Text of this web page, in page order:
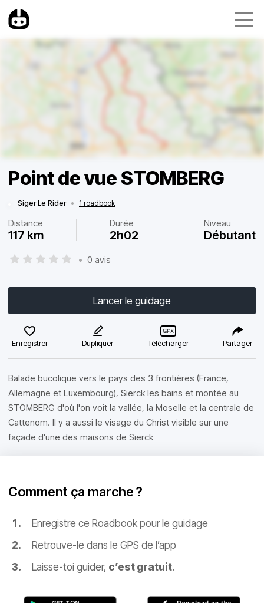
Point de vue STOMBERG
Siger Le Rider • 1 roadbook
Distance
117 km
Durée
2h02
Niveau
Débutant
• 0 avis
Lancer le guidage
Enregistrer Dupliquer Télécharger Partager
Balade bucolique vers le pays des 3 frontières (France,
Allemagne et Luxembourg), Sierck les bains et montée au
STOMBERG d'où l'on voit la vallée, la Moselle et la centrale de
Cattenom. Il y a aussi le visage du Christ visible sur une
façade d'une des maisons de Sierck
Comment ça marche ?
Enregistre ce Roadbook pour le guidage
Retrouve-le dans le GPS de l’app
Laisse-toi guider, c’est gratuit.